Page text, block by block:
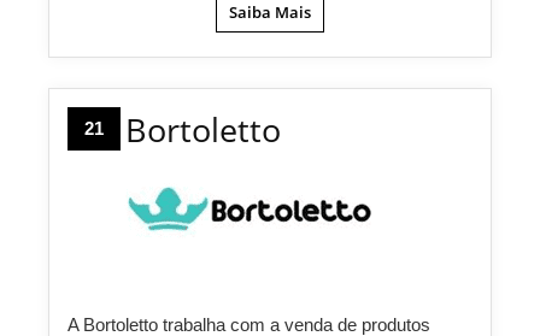
Saiba Mais
21 Bortoletto
A Bortoletto trabalha com a venda de produtos